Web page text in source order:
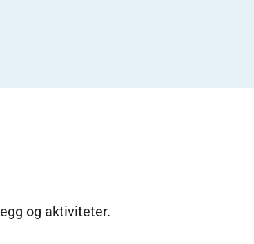
og aktiviteter.